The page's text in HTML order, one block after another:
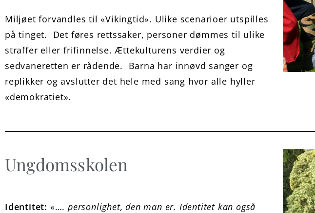
Miljøet forvandles til «Vikingtid». Ulike scenarioer utspilles
på tinget. Det føres rettssaker, personer dømmes til ulike
straffer eller frifinnelse. Ættekulturens verdier og
sedvaneretten er rådende. Barna har innøvd sanger og
replikker og avslutter det hele med sang hvor alle hyller
«demokratiet».
Ungdomsskolen
Identitet: «…. personlighet, den man er. Identitet kan også